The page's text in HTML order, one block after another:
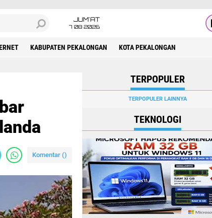
JUM'AT
7 08 2026
KABUPATEN PEKALONGAN KOTA PEKALONGAN
Komentar ()
TERPOPULER
TERPOPULER LAINNYA
TEKNOLOGI